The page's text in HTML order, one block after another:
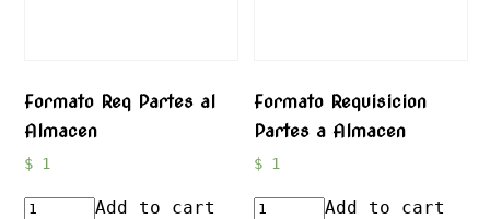
Formato Req Partes al
Almacen
$1
Add to cart
Formato Requisicion
Partes a Almacen
$ 1
Add to cart